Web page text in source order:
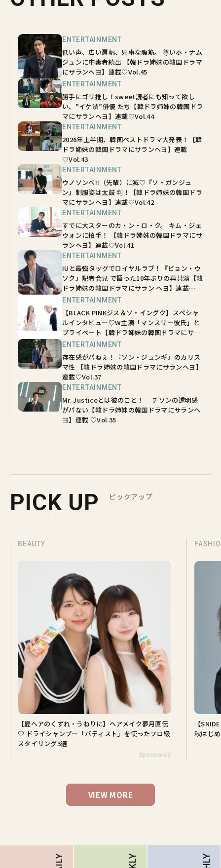
ENTERTAINMENT
低い声、広い肩幅、見事な腹筋。 尊いホ・ナム
ジュンに中毒者続出 【韓ドラ姉妹の韓国ドラマ
にサランヘヨ】連載♡Vol.45
ENTERTAINMENT
勝手にゴリ推し！sweet読者にも知って欲し
い、”イケ渋”俳優 たち【韓ドラ姉妹の韓国ドラ
マにサランヘヨ】連載♡Vol.44
ENTERTAINMENT
2026年上半期、韓国ベストドラマ大発表！【韓
ドラ姉妹の韓国ドラマにサランヘヨ】連載
♡Vol.43
ENTERTAINMENT
ウノソンべ!!（先輩）に滅♡『ソ・ガンジュ
ン』制服姿は太鼓 判！【韓ドラ姉妹の韓国ドラ
マにサランヘヨ】連載♡Vol.42
ENTERTAINMENT
すでに大スターのカ・ン・ロ・ク。 キム・ジェ
ウォンに拍手！ 【韓ドラ姉妹の韓国ドラマにサ
ランヘヨ】連載♡Vol.41
ENTERTAINMENT
IUと最強タッグでロイヤルラブ！『ビョン・ウ
ソク』記者会見 で語った10年ぶりの再共演【韓
ドラ姉妹の韓国ドラマにサラン ヘヨ】連載
♡Vol.40
ENTERTAINMENT
【BLACK PINKジス＆ソ・イングク】スペシャ
ルインタビュー♡W主演「マンスリー彼氏」と
プライベート【韓ドラ姉妹の韓国ドラマにサラ
ンヘヨ】連載 vol.38
ENTERTAINMENT
存在感がパねぇ！『ソン・ジュンギ』のカリス
マ性 【韓ドラ姉妹の韓国ドラマにサランヘヨ】
連載♡Vol.37
ENTERTAINMENT
Mr. Justiceとは彼のこと！ チソンの透明感
がパない【韓ドラ姉妹の韓国ドラマにサランヘ
ヨ】連載 ♡Vol.35
PICK UP ピックアップ
BEAUTY
【夏ヘアのくずれ・うねりに】ヘアメイク夢月直伝
♡ ドライシャンプー「バティスト」を使ったプロ級
スタイリング3選
Sponsored
【
秋はじ
VIEW MORE